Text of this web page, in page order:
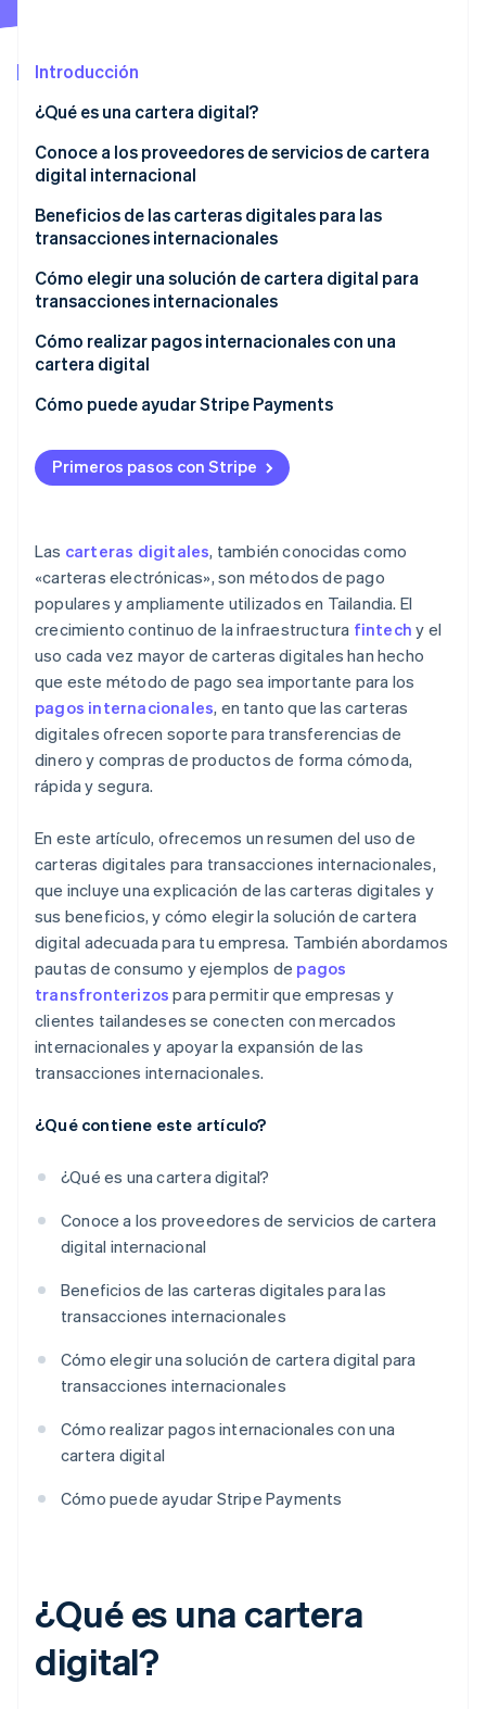
Descubre cómo Stripe construye la infraestructura
Socios
Introducción
¿Qué es una cartera digital?
Conoce a los proveedores de servicios de cartera
digital internacional
Alipay+
Google Pay
GrabPay
LINE Pay
TrueMoney
Soluciones de cartera digital Stripe
Beneficios de las carteras digitales para las
transacciones internacionales
Reducción del tiempo y los costos
Recibe pagos sin una cuenta bancaria extranjera
Expandir el mercado
Verificar rápidamente las transacciones
Cómo elegir una solución de cartera digital para
transacciones internacionales
Sistema de cartera digital global
Altos estándares de seguridad
Soporte y cambio de monedas
Operaciones y comisiones transparentes
Experiencia en temas legales
Cómo realizar pagos internacionales con una
cartera digital
Seleccionar y descargar la cartera digital
Crear cuenta una cuenta y verificar tu identidad
Conecta una cuenta bancaria o tarjeta de crédito
Enviar información y esperar la aprobación
Comenzar a usar carteras digitales para
transacciones internacionales
Consultar las tasas de cambio y las comisiones
Verificar tu identidad y hacer una transferencia
Ejemplos de carteras digitales utilizadas a nivel
internacional
Cómo puede ayudar Stripe Payments
Primeros pasos con Stripe
Las carteras digitales, también conocidas como
«carteras electrónicas», son métodos de pago
populares y ampliamente utilizados en Tailandia. El
crecimiento continuo de la infraestructura fintech y el
uso cada vez mayor de carteras digitales han hecho
que este método de pago sea importante para los
pagos internacionales, en tanto que las carteras
digitales ofrecen soporte para transferencias de
dinero y compras de productos de forma cómoda,
rápida y segura.
En este artículo, ofrecemos un resumen del uso de
carteras digitales para transacciones internacionales,
que incluye una explicación de las carteras digitales y
sus beneficios, y cómo elegir la solución de cartera
digital adecuada para tu empresa. También abordamos
pautas de consumo y ejemplos de pagos
transfronterizos para permitir que empresas y
clientes tailandeses se conecten con mercados
internacionales y apoyar la expansión de las
transacciones internacionales.
¿Qué contiene este artículo?
¿Qué es una cartera digital?
Conoce a los proveedores de servicios de cartera
digital internacional
Beneficios de las carteras digitales para las
transacciones internacionales
Cómo elegir una solución de cartera digital para
transacciones internacionales
Cómo realizar pagos internacionales con una
cartera digital
Cómo puede ayudar Stripe Payments
¿Qué es una cartera
digital?